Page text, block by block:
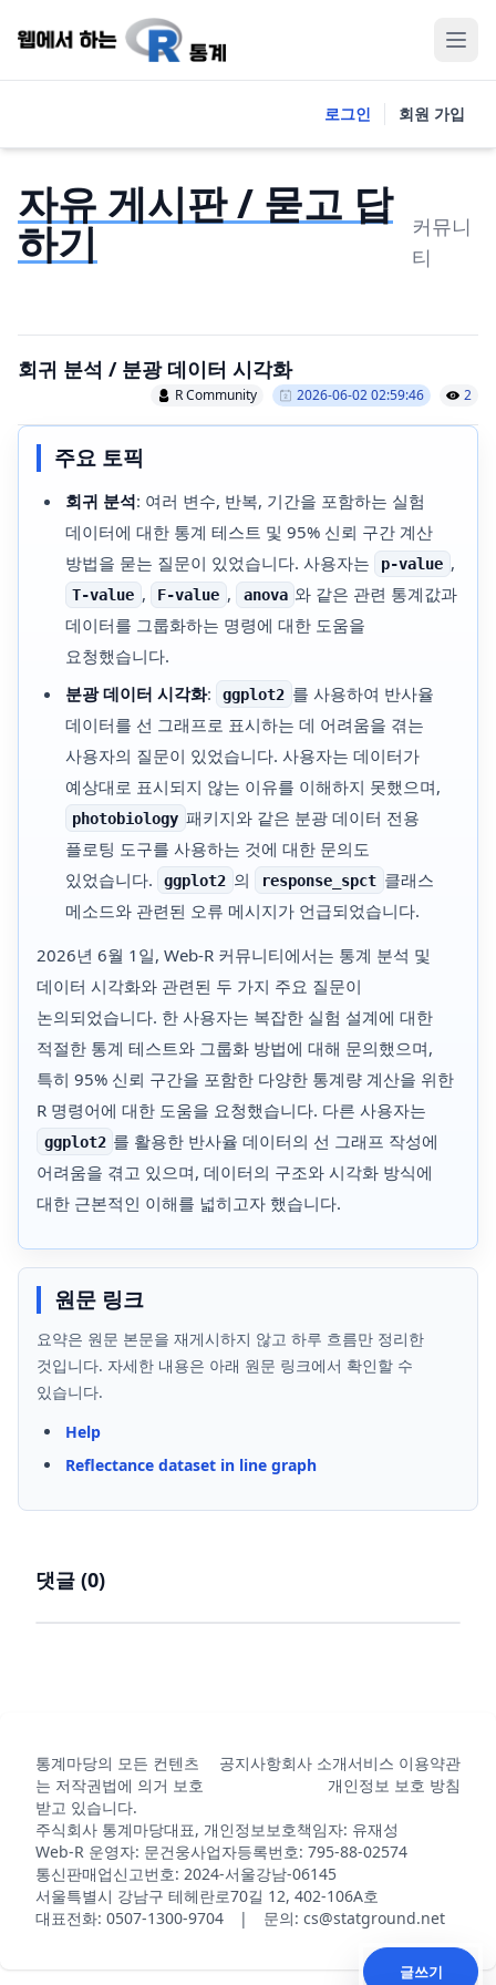
로그인 회원 가입
자유 게시판 / 묻고 답
하기
커뮤니
티
회귀 분석 / 분광 데이터 시각화
R Community 2026-06-02 02:59:46 2
주요 토픽
회귀 분석: 여러 변수, 반복, 기간을 포함하는 실험
데이터에 대한 통계 테스트 및 95% 신뢰 구간 계산
방법을 묻는 질문이 있었습니다. 사용자는
p-value ,
T-value , F-value , anova 와 같은 관련 통계값과
데이터를 그룹화하는 명령에 대한 도움을
요청했습니다.
분광 데이터 시각화: ggplot2 를 사용하여 반사율
데이터를 선 그래프로 표시하는 데 어려움을 겪는
사용자의 질문이 있었습니다. 사용자는 데이터가
예상대로 표시되지 않는 이유를 이해하지 못했으며,
photobiology 패키지와 같은 분광 데이터 전용
플로팅 도구를 사용하는 것에 대한 문의도
있었습니다.
ggplot2 의 response_spct 클래스
메소드와 관련된 오류 메시지가 언급되었습니다.
2026년 6월 1일, Web-R 커뮤니티에서는 통계 분석 및
데이터 시각화와 관련된 두 가지 주요 질문이
논의되었습니다. 한 사용자는 복잡한 실험 설계에 대한
적절한 통계 테스트와 그룹화 방법에 대해 문의했으며,
특히 95% 신뢰 구간을 포함한 다양한 통계량 계산을 위한
R 명령어에 대한 도움을 요청했습니다. 다른 사용자는
ggplot2 를 활용한 반사율 데이터의 선 그래프 작성에
어려움을 겪고 있으며, 데이터의 구조와 시각화 방식에
대한 근본적인 이해를 넓히고자 했습니다.
원문 링크
요약은 원문 본문을 재게시하지 않고 하루 흐름만 정리한
것입니다. 자세한 내용은 아래 원문 링크에서 확인할 수
있습니다.
Help
Reflectance dataset in line graph
댓글 (0)
통계마당의 모든 컨텐츠
는 저작권법에 의거 보호
받고 있습니다.
공지사항회사 소개서비스 이용약관
개인정보 보호 방침
주식회사 통계마당대표, 개인정보보호책임자: 유재성
Web-R 운영자: 문건웅사업자등록번호: 795-88-02574
통신판매업신고번호: 2024-서울강남-06145
서울특별시 강남구 테헤란로70길 12, 402-106A호
대표전화: 0507-1300-9704 | 문의: cs@statground.net
글쓰기